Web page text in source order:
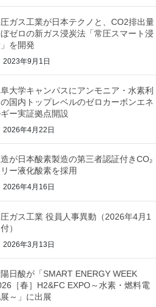
ガス工業が日本テクノと、CO2排出量
ゼロの新ガス浸炭法「常圧スマート浸
を開発
2023年9月1日
大学キャンパスにアンモニア・水素利
の国内トップレベルのゼロカーボンエネ
ギー実証拠点開設
2026年4月22日
が日本酸素製造の第三者認証付きCO₂
ー液化酸素を採用
2026年4月16日
ガス工業 役員人事異動（2026年4月1
）
2026年3月13日
日酸が「SMART ENERGY WEEK
［春］H2&FC EXPO～水素・燃料電
～」に出展